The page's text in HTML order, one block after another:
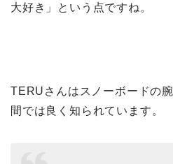
大好き」という点ですね。
TERUさんはスノーボードの
間では良く知られています。